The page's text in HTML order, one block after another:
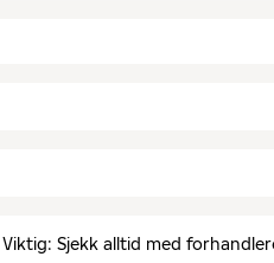
Viktig: Sjekk alltid med